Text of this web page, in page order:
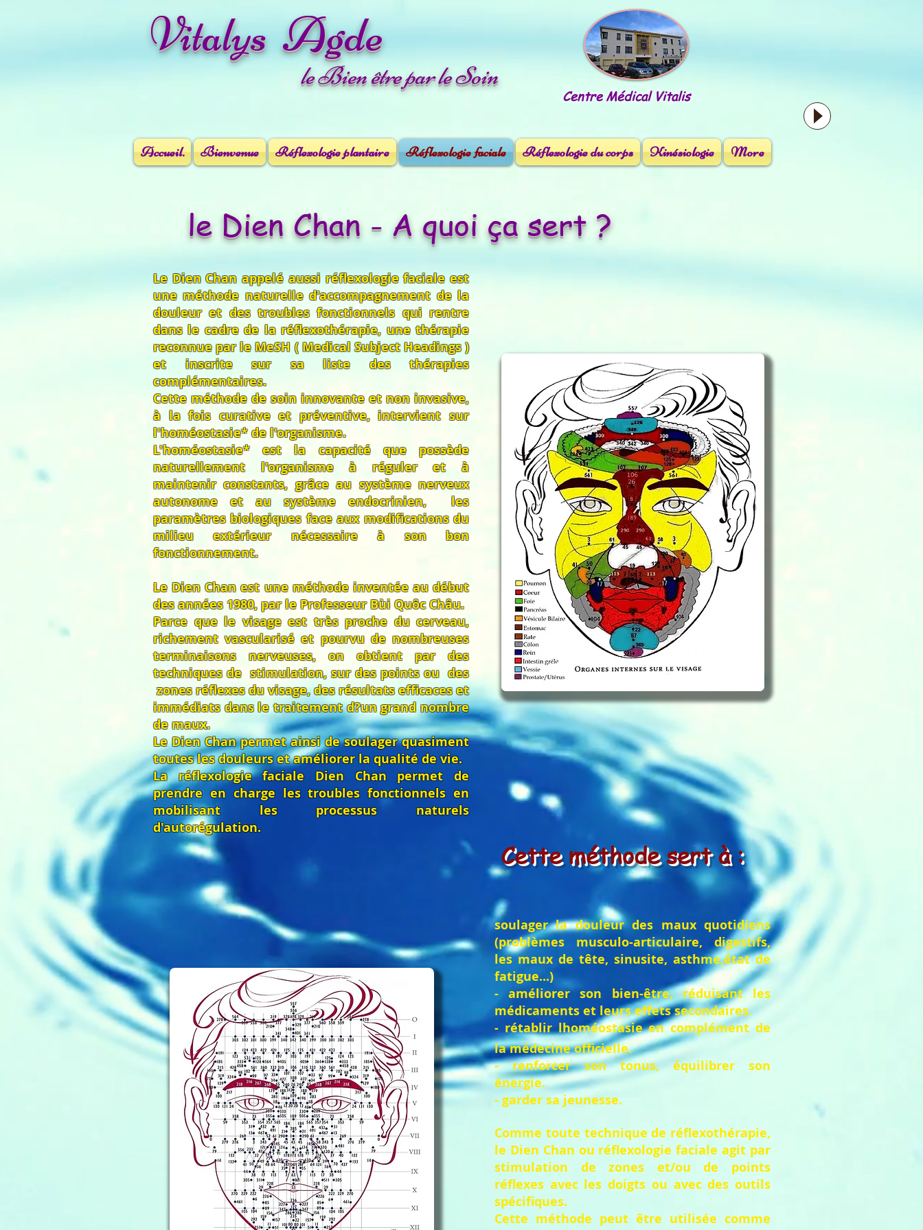
le Bien être par le Soin
Vitalys Agde
Centre Médical Vitalis
Accueil. Bienvenue Réflexologie plantaire Réflexologie faciale Réflexologie du corps Kinésiologie More
le Dien Chan - A quoi ça sert ?
Le Dien Chan appelé aussi réflexologie faciale est
une méthode naturelle d'accompagnement de la
douleur et des troubles fonctionnels qui rentre
dans le cadre de la réflexothérapie, une thérapie
reconnue par le MeSH ( Medical Subject Headings )
et inscrite sur sa liste des thérapies
complémentaires.
Cette méthode de soin innovante et non invasive,
à la fois curative et préventive, intervient sur
l'homéostasie* de l'organisme.
L'homéostasie* est la capacité que possède
naturellement l'organisme à réguler et à
maintenir constants, grâce au système nerveux
autonome et au système endocrinien, les
paramètres biologiques face aux modifications du
milieu extérieur nécessaire à son bon
fonctionnement.
Le Dien Chan est une méthode inventée au début
des années 1980, par le Professeur Bùi Quôc Châu.
Parce que le visage est très proche du cerveau,
richement vascularisé et pourvu de nombreuses
terminaisons nerveuses, on obtient par des
techniques de stimulation, sur des points ou des
zones réflexes du visage, des résultats efficaces et
immédiats dans le traitement d?un grand nombre
de maux.
Le Dien Chan permet ainsi de soulager quasiment
toutes les douleurs et améliorer la qualité de vie.
La réflexologie faciale Dien Chan permet de
prendre en charge les troubles fonctionnels en
mobilisant les processus naturels
d'autorégulation.
Cette méthode sert à :
soulager la douleur des maux quotidiens
(problèmes musculo-articulaire, digestifs,
les maux de tête, sinusite, asthme,état de
fatigue...)
- améliorer son bien-être, réduisant les
médicaments et leurs effets secondaires.
- rétablir lhoméostasie en complément de
la médecine officielle.
- renforcer son tonus, équilibrer son
énergie.
- garder sa jeunesse.
Comme toute technique de réflexothérapie,
le Dien Chan ou réflexologie faciale agit par
stimulation de zones et/ou de points
réflexes avec les doigts ou avec des outils
spécifiques.
Cette méthode peut être utilisée comme